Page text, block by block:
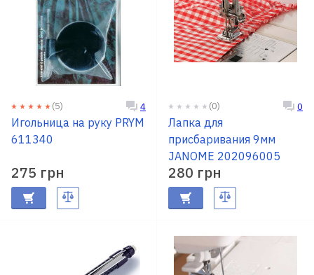
(5) 4
Игольница на руку PRYM
611340
275 грн
(0) 0
Лапка для
присбаривания 9мм
JANOME 202096005
280 грн